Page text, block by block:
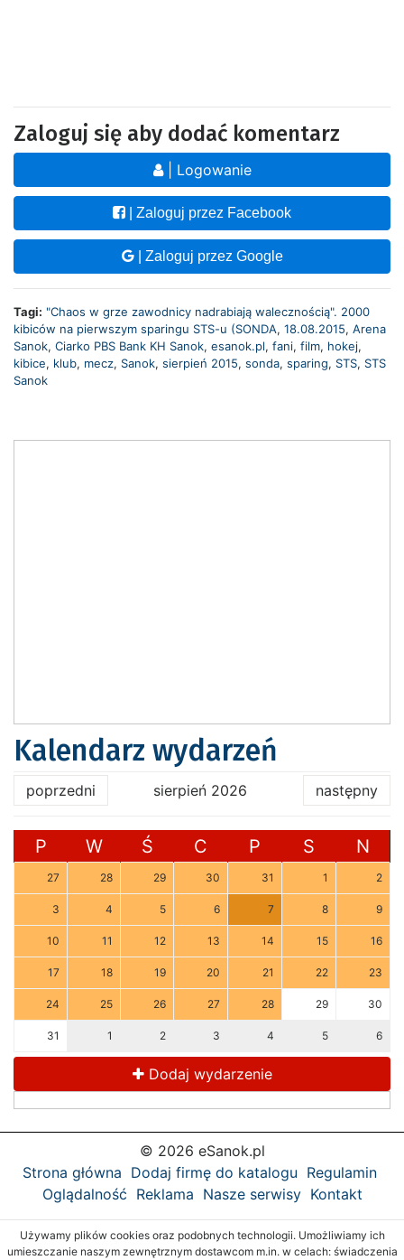
Zaloguj się aby dodać komentarz
| Logowanie
| Zaloguj przez Facebook
| Zaloguj przez Google
Tagi: "Chaos w grze zawodnicy nadrabiają walecznością". 2000
kibiców na pierwszym sparingu STS-u (SONDA, 18.08.2015, Arena
Sanok, Ciarko PBS Bank KH Sanok, esanok.pl, fani, film, hokej,
kibice, klub, mecz, Sanok, sierpień 2015, sonda, sparing, STS, STS
Sanok
Kalendarz wydarzeń
poprzedni sierpień 2026 następny
P W Ś C P S N
27 28 29 30 31 1 2
3 4 5 6 7 8 9
10 11 12 13 14 15 16
17 18 19 20 21 22 23
24 25 26 27 28 29 30
31 1 2 3 4 5 6
Dodaj wydarzenie
© 2026 eSanok.pl
Strona główna Dodaj firmę do katalogu Regulamin
Oglądalność Reklama Nasze serwisy Kontakt
Używamy plików cookies oraz podobnych technologii. Umożliwiamy ich
umieszczanie naszym zewnętrznym dostawcom m.in. w celach: świadczenia